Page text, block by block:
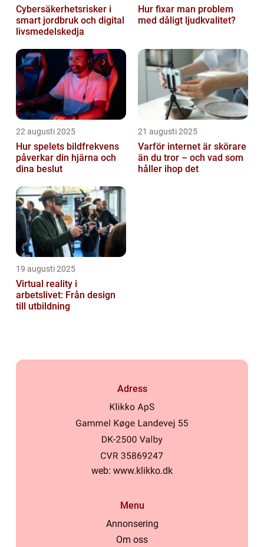
Cybersäkerhetsrisker i
smart jordbruk och digital
livsmedelskedja
Hur fixar man problem
med dåligt ljudkvalitet?
22 augusti 2025
Hur spelets bildfrekvens
påverkar din hjärna och
dina beslut
21 augusti 2025
Varför internet är skörare
än du tror – och vad som
håller ihop det
19 augusti 2025
Virtual reality i
arbetslivet: Från design
till utbildning
Adress
web: www.klikko.dk
Menu
Annonsering
Om oss